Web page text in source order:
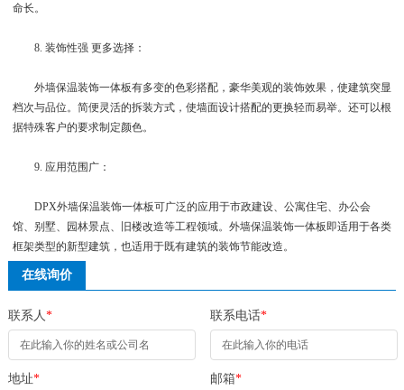
命长。
8. 装饰性强 更多选择：
外墙保温装饰一体板有多变的色彩搭配，豪华美观的装饰效果，使建筑突显
档次与品位。简便灵活的拆装方式，使墙面设计搭配的更换轻而易举。还可以根
据特殊客户的要求制定颜色。
9. 应用范围广：
DPX外墙保温装饰一体板可广泛的应用于市政建设、公寓住宅、办公会
馆、别墅、园林景点、旧楼改造等工程领域。外墙保温装饰一体板即适用于各类
框架类型的新型建筑，也适用于既有建筑的装饰节能改造。
在线询价
联系人* 联系电话*
地址* 邮箱*